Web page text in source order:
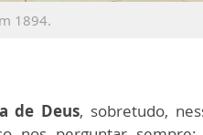
1894.
de Deus, sobretudo,